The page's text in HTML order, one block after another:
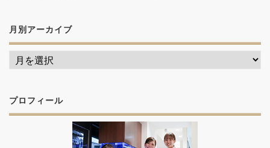
月別アーカイブ
プロフィール